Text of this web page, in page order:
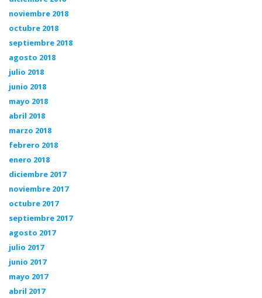
noviembre 2018
octubre 2018
septiembre 2018
agosto 2018
julio 2018
junio 2018
mayo 2018
abril 2018
marzo 2018
febrero 2018
enero 2018
diciembre 2017
noviembre 2017
octubre 2017
septiembre 2017
agosto 2017
julio 2017
junio 2017
mayo 2017
abril 2017